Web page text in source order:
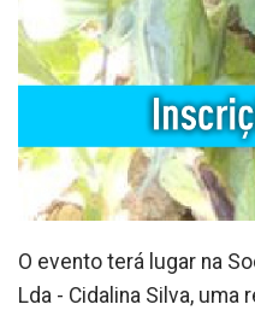
O evento terá lugar na
Lda - Cidalina Silva,